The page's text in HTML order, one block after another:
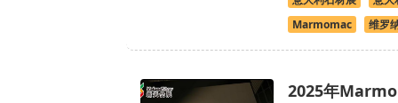
Marmomac
维罗
2025年